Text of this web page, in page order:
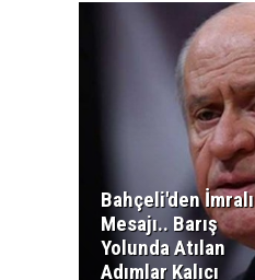
Bahçeli'den İmralı
Mesajı.. Barış
Yolunda Atılan
Adımlar Kalıcı